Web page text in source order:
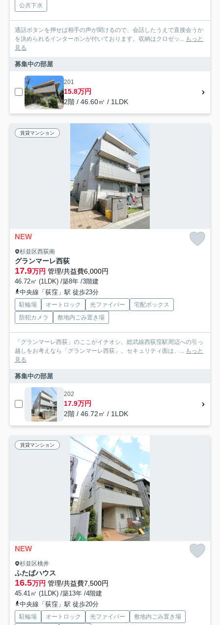
公共下水
通話ボタンを押せば相手の声が聞けるので、会話したうえで直接会うか
を決められるインターホンが付いております。収納はクロゼッ... もっと
見る
募集中の部屋
201
15.8万円
2階 / 46.60㎡ / 1LDK
賃貸マンション
NEW
杉並区西荻南
グランマーレ西荻
17.9万円 管理/共益費6,000円
46.72㎡ (1LDK) /築8年 /3階建
中央線「荻窪」駅 徒歩23分
駐輪場 オートロック 光ファイバー
宅配ボックス
防犯カメラ
敷地内ごみ置き場
「グランマーレ西荻」のここがイチオシ。総武線西荻窪駅周辺への引っ
越しをお考えなら「グランマーレ西荻」。セキュリティ面は、... もっと
見る
募集中の部屋
202
17.9万円
2階 / 46.72㎡ / 1LDK
賃貸マンション
NEW
杉並区桃井
ふたばハウス
16.5万円 管理/共益費7,500円
45.41㎡ (1LDK) /築13年 /4階建
中央線「荻窪」駅 徒歩20分
駐輪場 オートロック 光ファイバー
敷地内ごみ置き場